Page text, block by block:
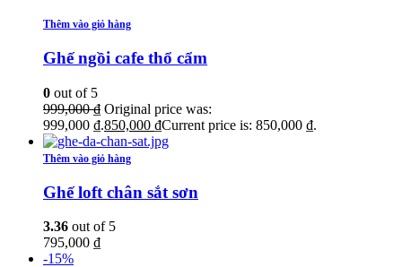
Thêm vào giỏ hàng
Ghế ngồi cafe thổ cẩm
0 out of 5
999,000₫ Original price was:
999,000 ₫.850,000 ₫Current price is: 850,000 ₫.
Thêm vào giỏ hàng
Ghế loft chân sắt sơn
3.36 out of 5
795,000 ₫
-15%